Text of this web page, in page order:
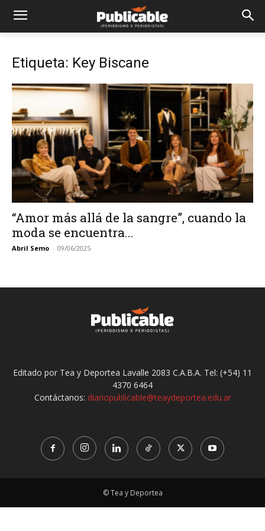
Etiqueta: Key Biscane
“Amor más allá de la sangre”, cuando la
moda se encuentra...
Abril Semo - 09/06/2025
Editado por Tea y Deportea Lavalle 2083 C.A.B.A. Tel: (+54) 11
4370 6464
Contáctanos: diariopublicable@teaydeportea.edu.ar
© Tea y Deportea